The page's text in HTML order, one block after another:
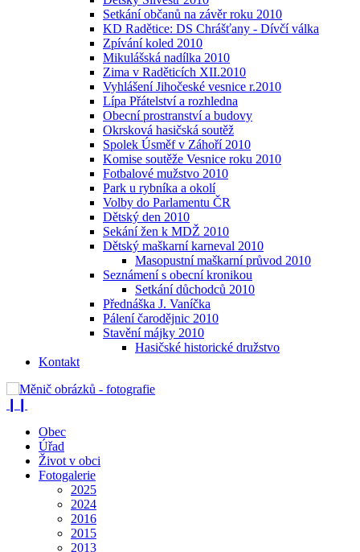
Setkání občanů na závěr roku 2010
KD Radětice: DS Chrášťany - Dívčí válka
Zpívání koled 2010
Mikulášská nadílka 2010
Zima v Raděticích XII.2010
Vyhlášení Jihočeské vesnice r.2010
Lípa Přátelství a rozhledna
Obecní prostranství a budovy
Okrsková hasičská soutěž
Spolek Úsměf v Záhoří 2010
Komise soutěže Vesnice roku 2010
Fotbalové mužstvo 2010
Park u rybníka a okolí
Volby do Parlamentu ČR
Dětský den 2010
Sekání žen k MDŽ 2010
Dětský maškarní karneval 2010
Masopustní maškarní průvod 2010
Seznámení s obecní kronikou
Setkání důchodců 2010
Přednáška J. Vaníčka
Pálení čarodějnic 2010
Stavění májky 2010
Hasičské historické družstvo
Kontakt
Obec
Úřad
Život v obci
Fotogalerie
2025
2024
2016
2015
2013